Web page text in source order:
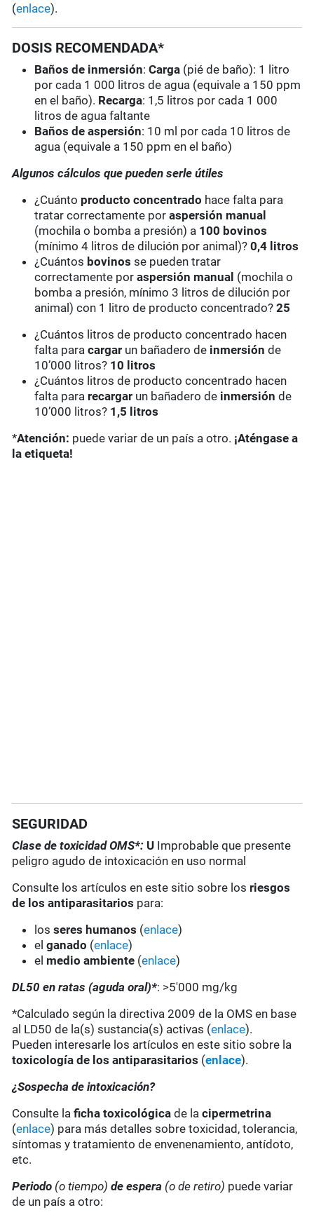
(enlace).
DOSIS RECOMENDADA*
Baños de inmersión:Carga (pié de baño): 1 litro
por cada 1 000 litros de agua (equivale a 150 ppm
en el baño). Recarga: 1,5 litros por cada 1 000
litros de agua faltante
Baños de aspersión: 10 ml por cada 10 litros de
agua (equivale a 150 ppm en el baño)
Algunos cálculos que pueden serle útiles
¿Cuánto producto concentrado hace falta para
tratar correctamente poraspersión manual
(mochila o bomba a presión) a 100 bovinos
(mínimo 4 litros de dilución por animal)?0,4 litros
¿Cuántos bovinos se pueden tratar
correctamente poraspersión manual (mochila o
bomba a presión, mínimo 3 litros de dilución por
animal) con 1 litro de producto concentrado?25
¿Cuántos litros de producto concentrado hacen
falta paracargar un bañadero de inmersión de
10’000 litros? 10 litros
¿Cuántos litros de producto concentrado hacen
falta para recargar un bañadero de inmersión de
10’000 litros? 1,5 litros
*Atención: puede variar de un país a otro. ¡Aténgase a
la etiqueta!
SEGURIDAD
Clase de toxicidad OMS*: U Improbable que presente
peligro agudo de intoxicación en uso normal
Consulte los artículos en este sitio sobre los riesgos
de los antiparasitarios para:
losseres humanos (enlace)
elganado (enlace)
el medio ambiente (enlace)
DL50 en ratas (aguda oral)*: >5'000 mg/kg
*Calculado según la directiva 2009 de la OMS en base
al LD50 de la(s) sustancia(s) activas (enlace).
Pueden interesarle los artículos en este sitio sobre la
toxicología de los antiparasitarios (enlace).
¿Sospecha de intoxicación?
Consulte laficha toxicológica de lacipermetrina
(enlace) para más detalles sobre toxicidad, tolerancia,
síntomas y tratamiento de envenenamiento, antídoto,
etc.
Periodo (o tiempo) de espera (o de retiro) puede variar
de un país a otro: